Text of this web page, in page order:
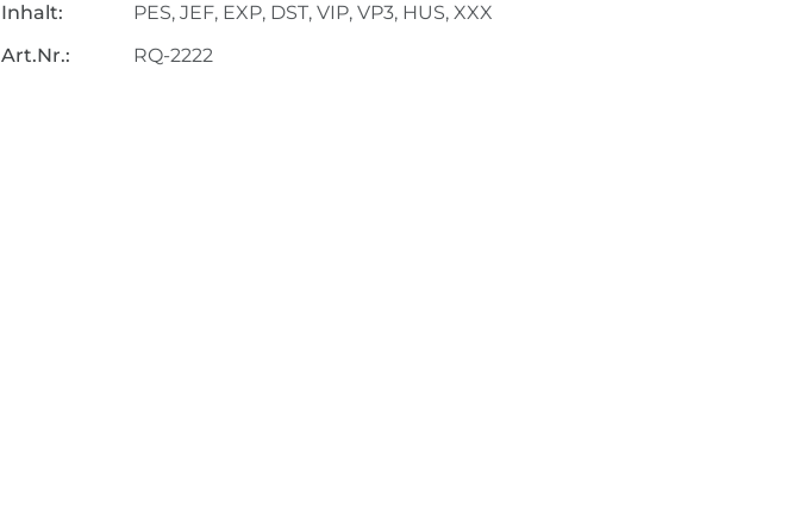
Inhalt:
PES, JEF, EXP, DST, VIP, VP3, HUS, XXX
Art.Nr.:
RQ-2222